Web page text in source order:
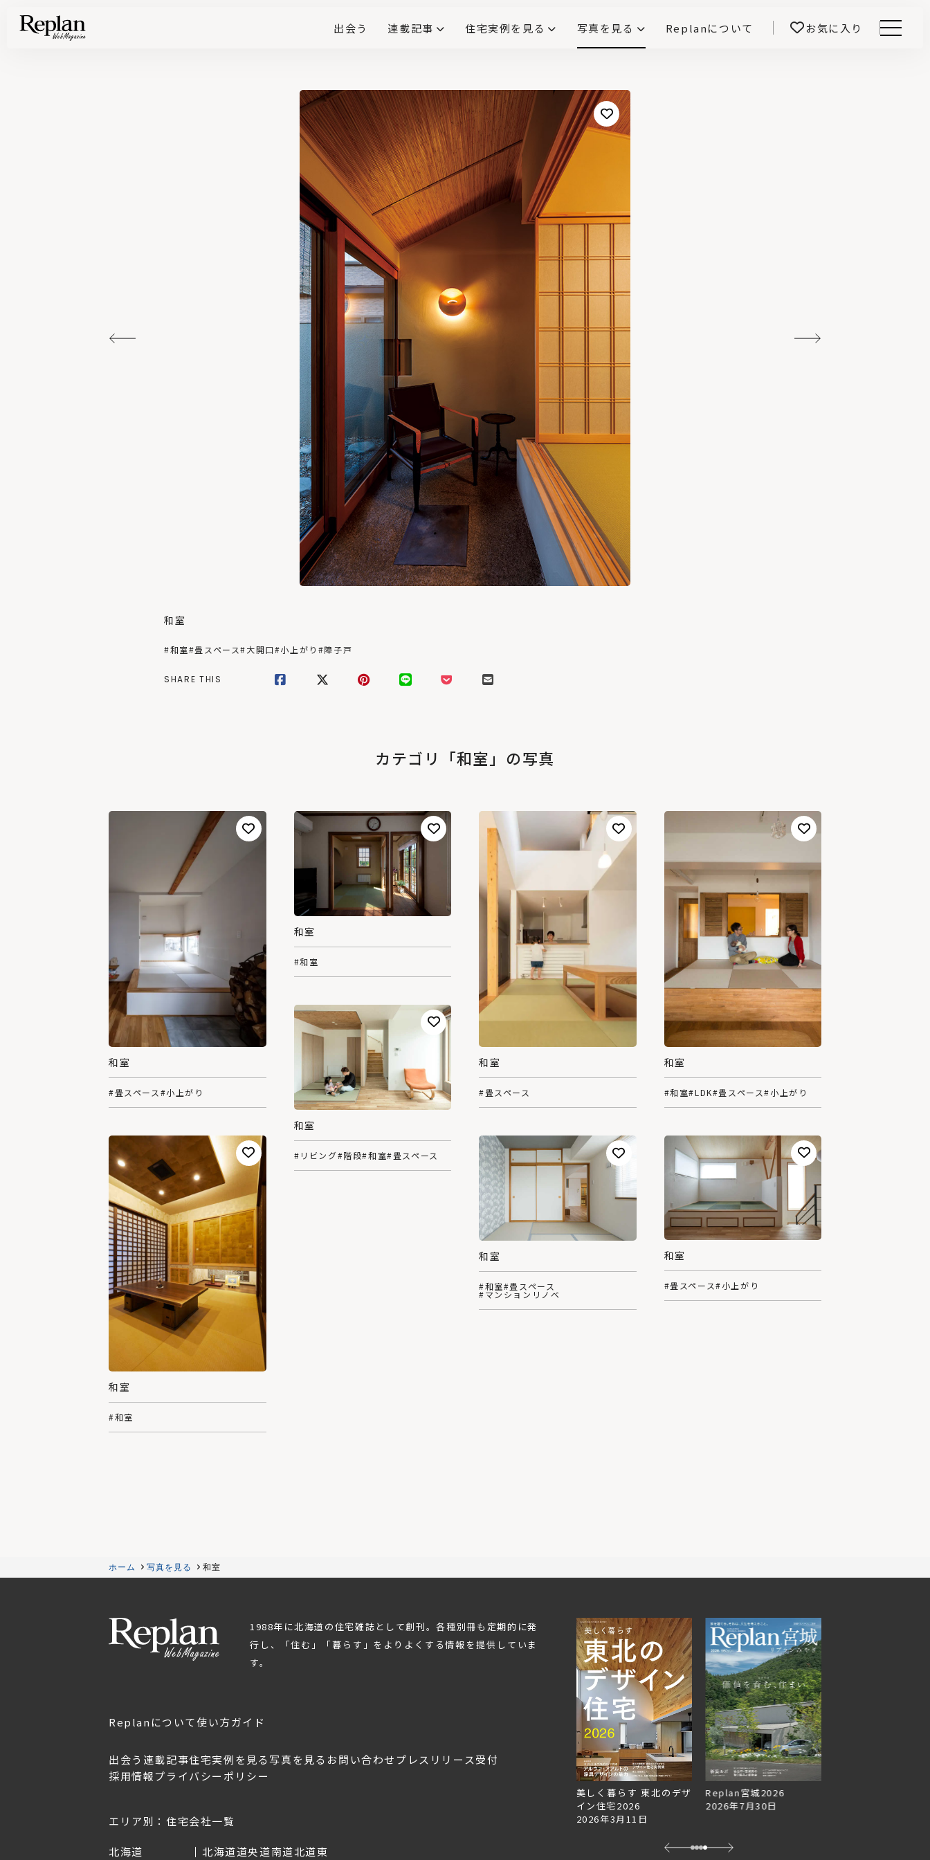
出会う 連載記事 住宅実例を見る 写真を見る Replanについて お気に入り
和室
#和室#畳スペース#大開口#小上がり #障子戸
SHARE THIS
カテゴリ「和室」の写真
和室
#畳スペース #小上がり
和室
#和室
和室
#畳スペース
和室
#和室#LDK#畳スペース#小上がり
和室
#リビング#階段#和室#畳スペース
和室
#和室
和室
#畳スペース#小上がり
和室
#和室#畳スペース
#マンションリノベ
ホーム 写真を見る 和室
1988年に北海道の住宅雑誌として創刊。各種別冊も定期的に発
行し、「住む」「暮らす」をよりよくする情報を提供していま
す。
Replanについて使い方ガイド
出会う 連載記事住宅実例を見る写真を見る お問い合わせ プレスリリース受付
採用情報プライバシーポリシー
エリア別：住宅会社一覧
北海道 北海道道央道南道北道東
2026年3月11日
美しく暮らす 東北のデザ
イン住宅2026
2026年3月11日
Replan宮城2026
2026年7月30日